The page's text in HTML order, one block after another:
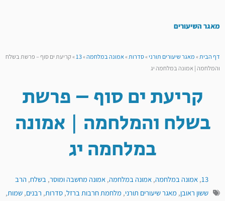
מאגר השיעורים
דף הבית»מאגר שיעורים תורני»סדרות»אמונה במלחמה»
13
»קריעת ים סוף – פרשת בשלח
והמלחמה | אמונה במלחמה יג
קריעת ים סוף – פרשת
בשלח והמלחמה | אמונה
במלחמה יג
13
, אמונה במלחמה, אמונה במלחמה, אמונה מחשבה ומוסר, בשלח, הרב
ששון ראובן, מאגר שיעורים תורני, מלחמת חרבות ברזל, סדרות, רבנים, שמות,